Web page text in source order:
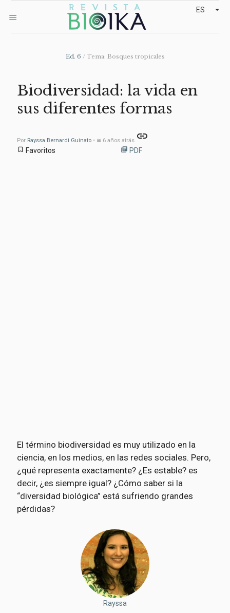
menu
arrow_drop_down
ES
Ed. 6 / Tema: Bosques tropicales
Biodiversidad: la vida en
sus diferentes formas
Por Rayssa Bernardi Guinato• ≅ 6 años atrás link
bookmark_border Favoritos library_books PDF
El término biodiversidad es muy utilizado en la
ciencia, en los medios, en las redes sociales. Pero,
¿qué representa exactamente? ¿Es estable? es
decir, ¿es siempre igual? ¿Cómo saber si la
“diversidad biológica” está sufriendo grandes
pérdidas?
Rayssa